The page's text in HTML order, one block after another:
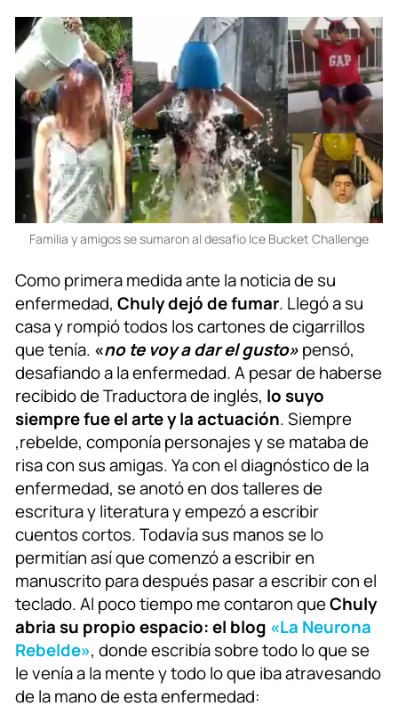
Familia y amigos se sumaron al desafio Ice Bucket Challenge
Como primera medida ante la noticia de su
enfermedad, Chuly dejó de fumar. Llegó a su
casa y rompió todos los cartones de cigarrillos
que tenía. «no te voy a dar el gusto»pensó,
desafiando a la enfermedad. A pesar de haberse
recibido de Traductora de inglés, lo suyo
siempre fue el arte y la actuación. Siempre
,rebelde, componía personajes y se mataba de
risa con sus amigas. Ya con el diagnóstico de la
enfermedad, se anotó en dos talleres de
escritura y literatura y empezó a escribir
cuentos cortos. Todavía sus manos se lo
permitían así que comenzó a escribir en
manuscrito para después pasar a escribir con el
teclado. Al poco tiempo me contaron queChuly
abria su propio espacio: el blog «La Neurona
Rebelde», donde escribía sobre todo lo que se
le venía a la mente y todo lo que iba atravesando
de la mano de esta enfermedad: